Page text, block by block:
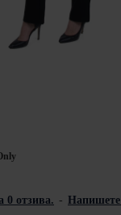
0 отзива. - Напишете